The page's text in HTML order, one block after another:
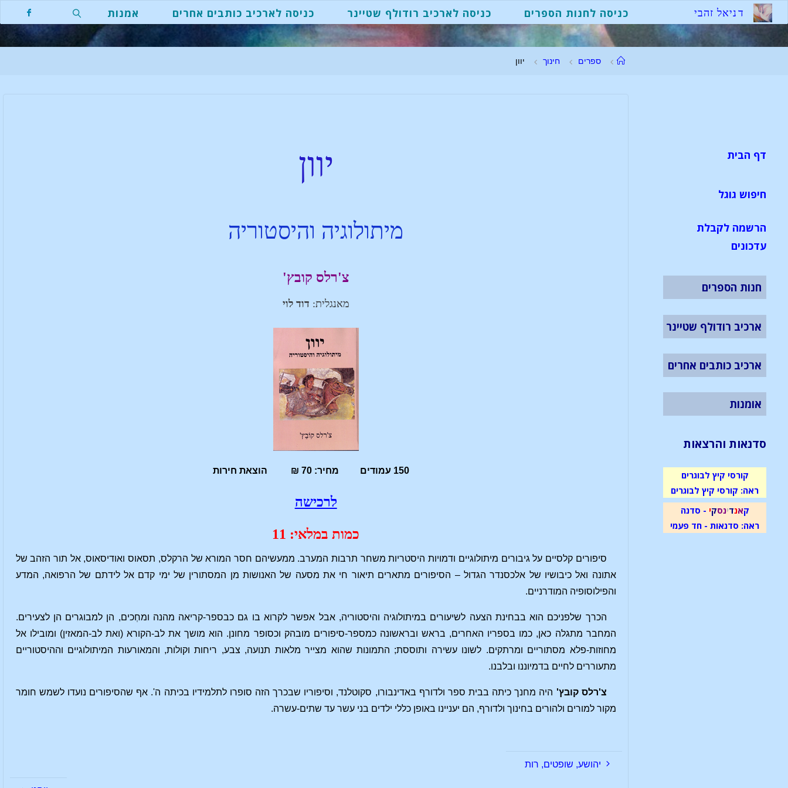
דניאל זהבי כניסה לחנות הספרים כניסה לארכיב רודולף שטיינר כניסה לארכיב כותבים אחרים אמנות
ספרים חינוך יוון
יוון
מיתולוגיה והיסטוריה
צ'רלס קובץ'
מאנגלית: דוד לוי
150 עמודים מחיר: 70 ₪ הוצאת חירות
לרכישה
כמות במלאי: 11
סיפורים קלסיים על גיבורים מיתולוגיים ודמויות היסטריות משחר תרבות המערב. ממעשיהם חסר המורא של הרקלס, תסאוס ואודיסאוס, אל תור הזהב של
אתונה ואל כיבושיו של אלכסנדר הגדול – הסיפורים מתארים תיאור חי את מסעה של האנושות מן המסתורין של ימי קדם אל לידתם של הרפואה, המדע
והפילוסופיה המודרניים.
הכרך שלפניכם הוא בבחינת הצעה לשיעורים במיתולוגיה והיסטוריה, אבל אפשר לקרוא בו גם כבספר-קריאה מהנה ומחְכים, הן למבוגרים הן לצעירים.
המחבר מתגלה כאן, כמו בספריו האחרים, בראש ובראשונה כמספר-סיפורים מובהק וכסופר מחונן. הוא מושך את לב-הקורא (ואת לב-המאזין) ומובילו אל
מחוזות-פלא מסתוריים ומרתקים. לשונו עשירה ותוססת; התמונות שהוא מצייר מלאות תנועה, צבע, ריחות וקולות, והמאורעות המיתולוגיים וההיסטוריים
מתעוררים לחיים בדמיוננו ובלבנו.
צ'רלס קובץ' היה מחנך כיתה בבית ספר ולדורף באדינבורו, סקוטלנד, וסיפוריו שבכרך הזה סופרו לתלמידיו בכיתה ה'. אף שהסיפורים נועדו לשמש חומר
מקור למורים ולהורים בחינוך ולדורף, הם יעניינו באופן כללי ילדים בני עשר עד שתים-עשרה.
יהושע, שופטים, רות
דף הבית
חיפוש גוגל
הרשמה לקבלת
עדכונים
חנות הספרים
ארכיב רודולף שטיינר
ארכיב כותבים אחרים
אומנות
סדנאות והרצאות
קורסי קיץ לבוגרים
ראה: קורסי קיץ לבוגרים
קאנדינסקי - סדנה
ראה: סדנאות - חד פעמי